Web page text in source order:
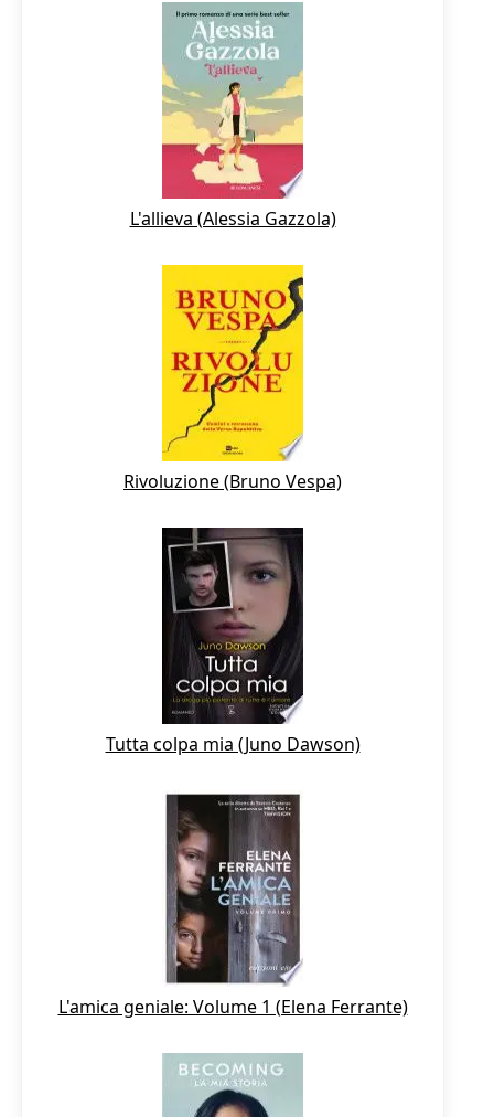
L'allieva (Alessia Gazzola)
Rivoluzione (Bruno Vespa)
Tutta colpa mia (Juno Dawson)
L'amica geniale: Volume 1 (Elena Ferrante)